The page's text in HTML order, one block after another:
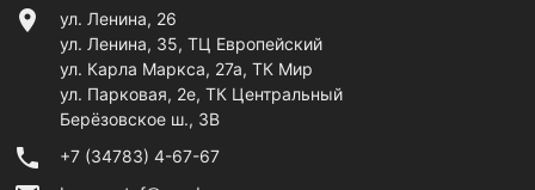
location_on
ул. Ленина, 26
ул. Ленина, 35, ТЦ Европейский
ул. Карла Маркса, 27а, ТК Мир
ул. Парковая, 2е, ТК Центральный
Берёзовское ш., 3В
phone +7 (34783) 4-67-67